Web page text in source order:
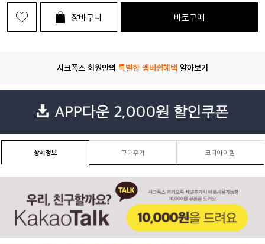
장바구니 바로구매
시크폭스 회원만의 특별한 멤버쉽혜택 알아보기
상세정보 구매후기 코디아이템